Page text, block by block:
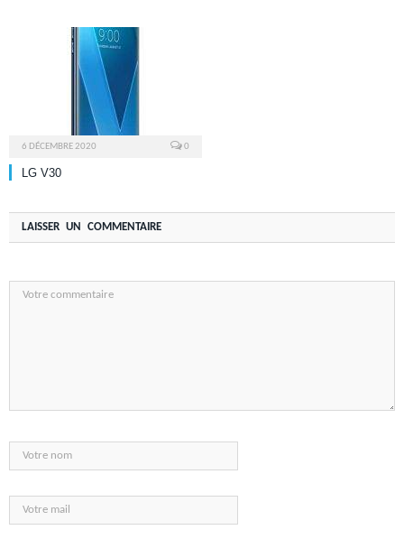
6 DÉCEMBRE 2020 0
LG V30
LAISSER UN COMMENTAIRE